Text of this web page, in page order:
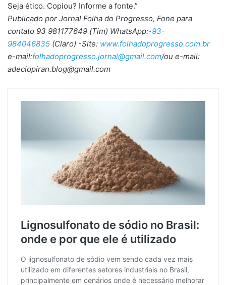
Seja ético. Copiou? Informe a fonte.”
Publicado por Jornal Folha do Progresso, Fone para
contato 93 981177649 (Tim) WhatsApp:-93-
984046835 (Claro) -Site: www.folhadoprogresso.com.br
e-mail:folhadoprogresso.jornal@gmail.com/ou e-mail:
adeciopiran.blog@gmail.com